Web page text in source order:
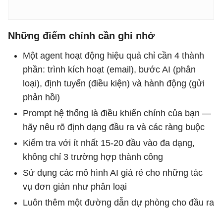
Những điểm chính cần ghi nhớ
Một agent hoạt động hiệu quả chỉ cần 4 thành
phần: trình kích hoạt (email), bước AI (phân
loại), định tuyến (điều kiện) và hành động (gửi
phản hồi)
Prompt hệ thống là điều khiển chính của bạn —
hãy nêu rõ định dạng đầu ra và các ràng buộc
Kiểm tra với ít nhất 15-20 đầu vào đa dạng,
không chỉ 3 trường hợp thành công
Sử dụng các mô hình AI giá rẻ cho những tác
vụ đơn giản như phân loại
Luôn thêm một đường dẫn dự phòng cho đầu ra